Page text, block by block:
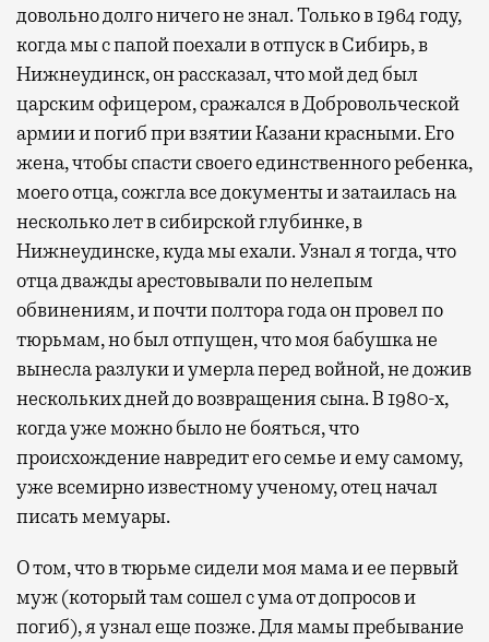
довольно долго ничего не знал. Только в 1964 году,
когда мы с папой поехали в отпуск в Сибирь, в
Нижнеудинск, он рассказал, что мой дед был
царским офицером, сражался в Добровольческой
армии и погиб при взятии Казани красными. Его
жена, чтобы спасти своего единственного ребенка,
моего отца, сожгла все документы и затаилась на
несколько лет в сибирской глубинке, в
Нижнеудинске, куда мы ехали. Узнал я тогда, что
отца дважды арестовывали по нелепым
обвинениям, и почти полтора года он провел по
тюрьмам, но был отпущен, что моя бабушка не
вынесла разлуки и умерла перед войной, не дожив
нескольких дней до возвращения сына. В 1980-х,
когда уже можно было не бояться, что
происхождение навредит его семье и ему самому,
уже всемирно известному ученому, отец начал
писать мемуары.
О том, что в тюрьме сидели моя мама и ее первый
муж (который там сошел с ума от допросов и
погиб), я узнал еще позже. Для мамы пребывание